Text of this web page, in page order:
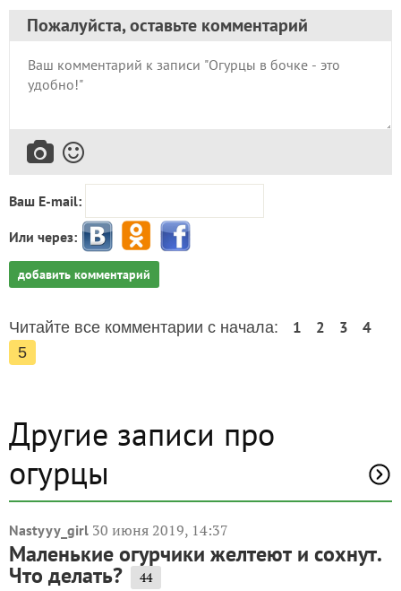
Пожалуйста, оставьте комментарий
Ваш E-mail:
Или через:
добавить комментарий
Читайте все комментарии с начала: 1 2 3 4
5
Другие записи про
огурцы
Nastyyy_girl 30 июня 2019, 14:37
Маленькие огурчики желтеют и сохнут.
Что делать? 44